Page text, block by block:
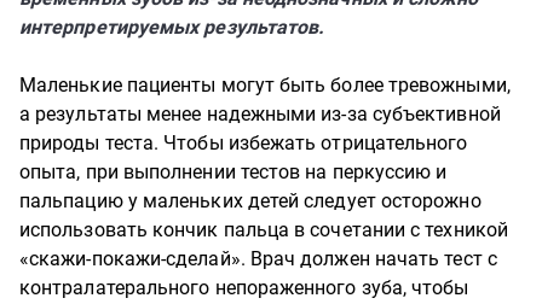
интерпретируемых результатов.
Маленькие пациенты могут быть более тревожными,
а результаты менее надежными из-за субъективной
природы теста. Чтобы избежать отрицательного
опыта, при выполнении тестов на перкуссию и
пальпацию у маленьких детей следует осторожно
использовать кончик пальца в сочетании с техникой
«скажи-покажи-сделай». Врач должен начать тест с
контралатерального непораженного зуба, чтобы